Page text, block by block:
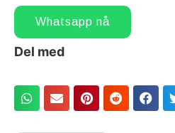
Whatsapp nå
Del med